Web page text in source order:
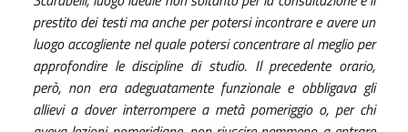
prestito dei testi ma anche per potersi incontrare e avere un
luogo accogliente nel quale potersi concentrare al meglio per
approfondire le discipline di studio. Il precedente orario,
però, non era adeguatamente funzionale e obbligava gli
allievi a dover interrompere a metà pomeriggio o, per chi